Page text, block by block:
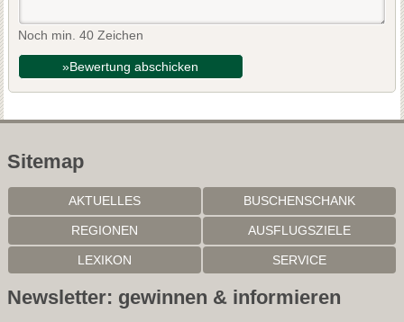
Noch min. 40 Zeichen
»Bewertung abschicken
Sitemap
AKTUELLES BUSCHENSCHANK
REGIONEN AUSFLUGSZIELE
LEXIKON SERVICE
Newsletter: gewinnen & informieren